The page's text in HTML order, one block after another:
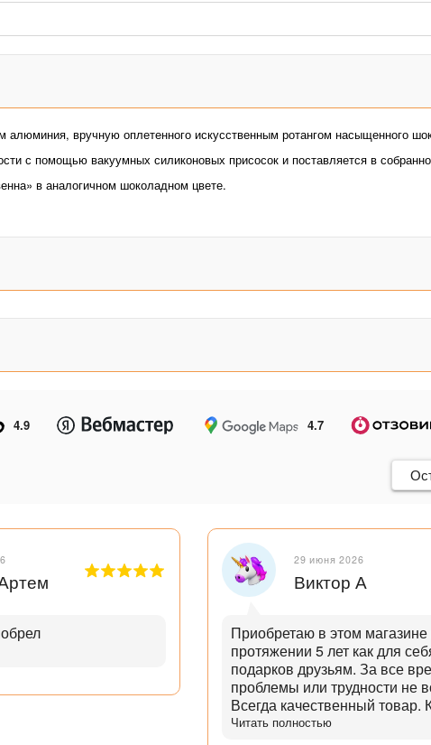
вручную оплетенного искусственным ротангом насыщенного
с помощью вакуумных силиконовых присосок и поставляется в
в аналогичном шоколадном цвете.
4.9 4.7
29 июня 2026
Виктор А
Приобретаю в этом магазине
протяжении 5 лет как для
подарков друзьям. За все время ни одной
проблемы или трудности не
Всегда качественный товар.
помогает с выбором и
Читать полностью